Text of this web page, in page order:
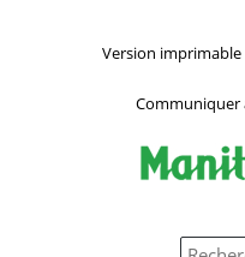
Version imprimable
Communiquer